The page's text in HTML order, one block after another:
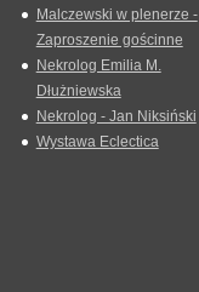
Malczewski w plenerze -
Zaproszenie gościnne
Nekrolog Emilia M.
Dłużniewska
Nekrolog - Jan Niksiński
Wystawa Eclectica